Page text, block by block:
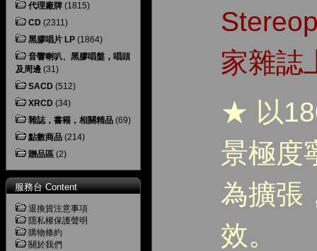
代理廠牌 (1815)
CD (2311)
黑膠唱片 LP (1864)
音響喇叭、黑膠唱盤，唱頭
及周邊 (31)
SACD (512)
XRCD (34)
雜誌，書籍，相關精品 (69)
點數商品 (214)
贈品區 (2)
服務台 Content
退換貨注意事項
隱私權保護聲明
購物條約
關於我們
家雜誌
★ 以
景極度
為擴張
效。